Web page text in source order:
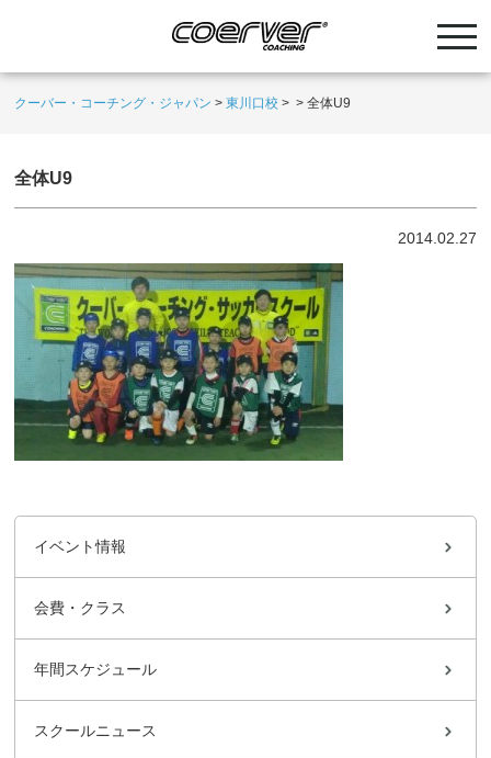
クーバー・コーチング・ジャパン >東川口校 > >全体U9
全体U9
2014.02.27
イベント情報
会費・クラス
年間スケジュール
スクールニュース